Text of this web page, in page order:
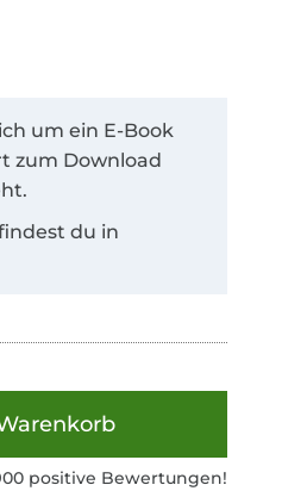
um ein E-Book
zum Download
du in
positive Bewertungen!